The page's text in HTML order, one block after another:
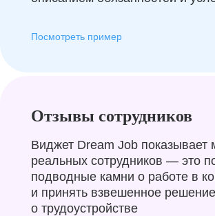
Посмотреть пример
Отзывы сотрудников
Виджет Dream Job показывает
реальных сотрудников — это
подводные камни о работе в
и принять взвешенное решение
о трудоустройстве